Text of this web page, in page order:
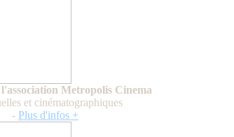
Metropolis Cinema
et cinématographiques
- Plus d'infos +